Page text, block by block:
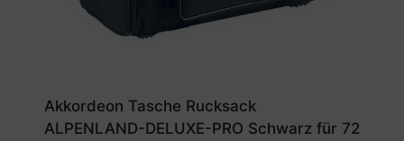
Akkordeon Tasche Rucksack
ALPENLAND-DELUXE-PRO Schwarz für 72